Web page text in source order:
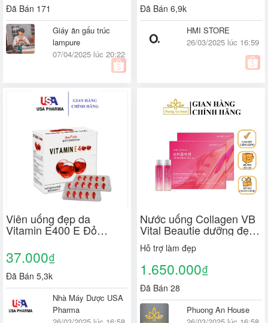
Đã Bán 171
Giáy ăn gấu trúc
lampure
07/04/2025 lúc 20:22
Đã Bán 6,9k
HMI STORE
26/03/2025 lúc 16:59
Viên uống đẹp da
Vitamin E400 E Đỏ
500mg - Hộp 100 viên
37.000₫
Đã Bán 5,3k
Nhà Máy Dược USA
Pharma
Nước uống Collagen VB
Vital Beautie dưỡng đẹp
trắng da
Hỗ trợ làm đẹp
1.650.000₫
Đã Bán 28
Phuong An House